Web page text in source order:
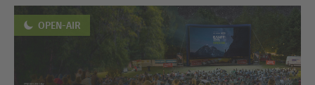
OPEN-AIR